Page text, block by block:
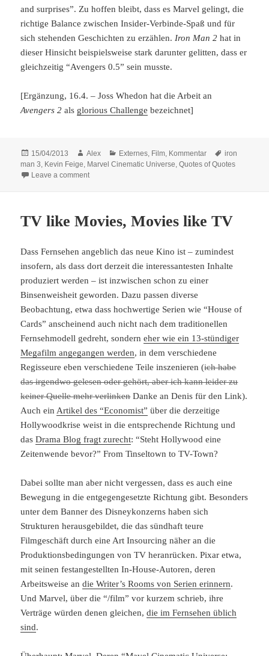
and surprises”. Zu hoffen bleibt, dass es Marvel gelingt, die
richtige Balance zwischen Insider-Verbinde-Spaß und für
sich stehenden Geschichten zu erzählen. Iron Man 2 hat in
dieser Hinsicht beispielsweise stark darunter gelitten, dass er
gleichzeitig “Avengers 0.5” sein musste.
[Ergänzung, 16.4. – Joss Whedon hat die Arbeit an
Avengers 2 als glorious Challenge bezeichnet]
Posted
on
15/04/2013 Author
Alex Categories
Externes, Film, Kommentar Tags
iron
man 3, Kevin Feige, Marvel Cinematic Universe,Quotes of Quotes
Leave a commenton Quotes of Quotes (IX)
TV like Movies, Movies like TV
Dass Fernsehen angeblich das neue Kino ist – zumindest
insofern, als dass dort derzeit die interessantesten Inhalte
produziert werden – ist inzwischen schon zu einer
Binsenweisheit geworden. Dazu passen diverse
Beobachtung, etwa dass hochwertige Serien wie “House of
Cards” anscheinend auch nicht nach dem traditionellen
Fernsehmodell gedreht, sonderneher wie ein 13-stündiger
Megafilm angegangen werden, in dem verschiedene
Regisseure eben verschiedene Teile inszenieren (ich habe
das irgendwo gelesen oder gehört, aber ich kann leider zu
keiner Quelle mehr verlinkenDanke an Denis für den Link).
Auch ein Artikel des “Economist” über die derzeitige
Hollywoodkrise weist in die entsprechende Richtung und
dasDrama Blog fragt zurecht: “Steht Hollywood eine
Zeitenwende bevor?” From Tinseltown to TV-Town?
Dabei sollte man aber nicht vergessen, dass es auch eine
Bewegung in die entgegengesetzte Richtung gibt. Besonders
unter dem Banner des Disneykonzerns haben sich
Strukturen herausgebildet, die das sündhaft teure
Filmgeschäft durch eine Art Insourcing näher an die
Produktionsbedingungen von TV heranrücken. Pixar etwa,
mit seinen festangestellten In-House-Autoren, deren
Arbeitsweise andie Writer’s Rooms von Serien erinnern.
Und Marvel, über die “/film” vor kurzem schrieb, ihre
Verträge würden denen gleichen,die im Fernsehen üblich
sind.